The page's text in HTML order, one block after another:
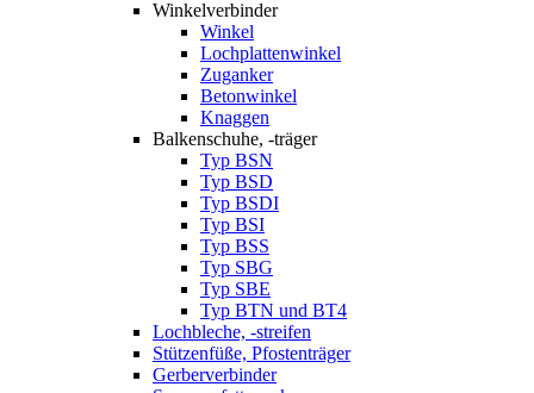
Winkelverbinder
Winkel
Lochplattenwinkel
Zuganker
Betonwinkel
Knaggen
Balkenschuhe, -träger
Typ BSN
Typ BSD
Typ BSDI
Typ BSI
Typ BSS
Typ SBG
Typ SBE
Typ BTN und BT4
Lochbleche, -streifen
Stützenfüße, Pfostenträger
Gerberverbinder